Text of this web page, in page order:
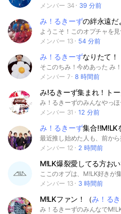
メンバー 34
39 分前
み！るきーずの絆永遠
メンバー 13
54 分前
み！るきーずなりたて！
メンバー 7
8 時間前
み!るきーず集まれ！ト
メンバー 31
12 分前
み！るきーず集合‼️M!LK
メンバー 12
2 時間前
M!LK爆裂愛してる方おい
メンバー 13
3 時間前
M!LKファン！（み！る
み！るきーずのみんなで